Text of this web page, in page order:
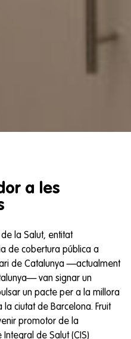
a les
la Salut, entitat
de cobertura pública a
de Catalunya —actualment
van signar un
un pacte per a la millora
ciutat de Barcelona. Fruit
promotor de la
de Salut (CIS)